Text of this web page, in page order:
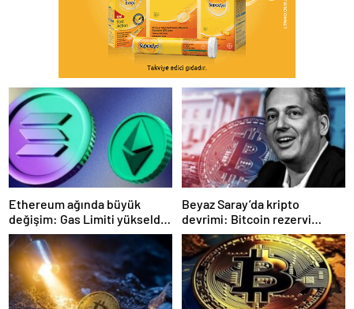
Ethereum ağında büyük
değişim: Gas Limiti yükseldi,
işlem ücretleri düşebilir mi?
Beyaz Saray’da kripto
devrimi: Bitcoin rezervi
gerçek olabilir mi?